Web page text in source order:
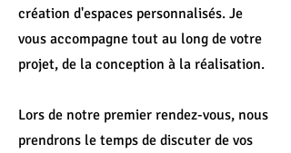
création d'espaces personnalisés. Je
vous accompagne tout au long de votre
projet, de la conception à la réalisation.
Lors de notre premier rendez-vous, nous
prendrons le temps de discuter de vos